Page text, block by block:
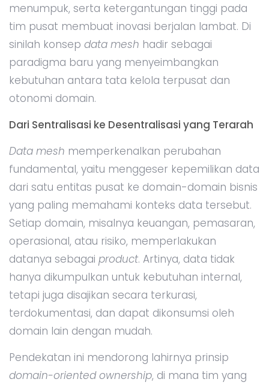
menumpuk, serta ketergantungan tinggi pada
tim pusat membuat inovasi berjalan lambat. Di
sinilah konsep data mesh hadir sebagai
paradigma baru yang menyeimbangkan
kebutuhan antara tata kelola terpusat dan
otonomi domain.
Dari Sentralisasi ke Desentralisasi yang Terarah
Data mesh memperkenalkan perubahan
fundamental, yaitu menggeser kepemilikan data
dari satu entitas pusat ke domain-domain bisnis
yang paling memahami konteks data tersebut.
Setiap domain, misalnya keuangan, pemasaran,
operasional, atau risiko, memperlakukan
datanya sebagai product. Artinya, data tidak
hanya dikumpulkan untuk kebutuhan internal,
tetapi juga disajikan secara terkurasi,
terdokumentasi, dan dapat dikonsumsi oleh
domain lain dengan mudah.
Pendekatan ini mendorong lahirnya prinsip
domain-oriented ownership, di mana tim yang